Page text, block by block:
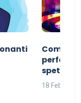
Come
perfetta
18 Febbraio